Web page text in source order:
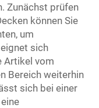
Zunächst prüfen
können Sie
um
sich
Artikel vom
Bereich weiterhin
sich bei einer